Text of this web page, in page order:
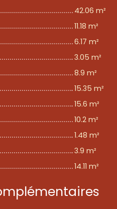
42.06 m²
11.18 m²
6.17 m²
3.05 m²
8.9 m²
15.35 m²
15.6 m²
10.2 m²
1.48 m²
3.9 m²
14.11 m²